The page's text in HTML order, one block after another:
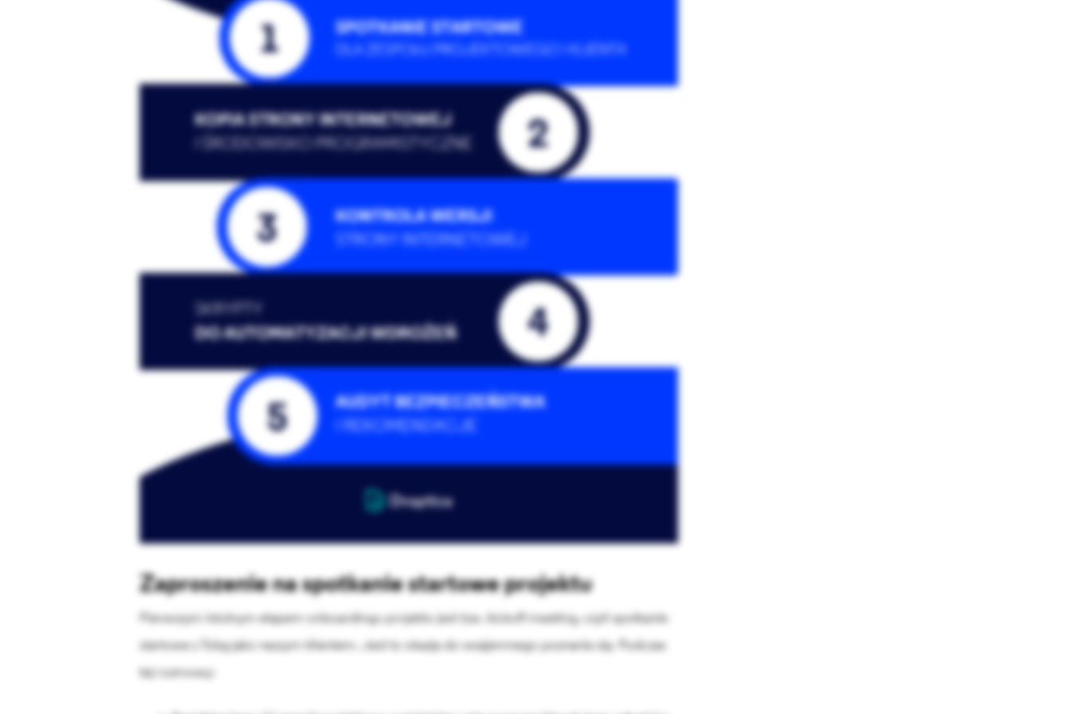
Zaproszenie na spotkanie startowe projektu
Pierwszym istotnym etapem onboardingu projektu jest tzw. kickoff meeting, czyli spotkanie
startowe z Tobą jako naszym klientem. Jest to okazja do wzajemnego poznania się. Podczas
tej rozmowy: